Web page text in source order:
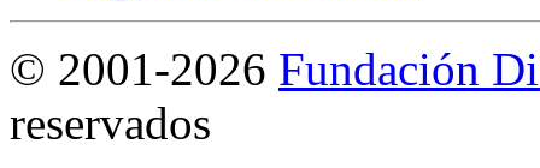
© 2001-2026 Fundación
reservados